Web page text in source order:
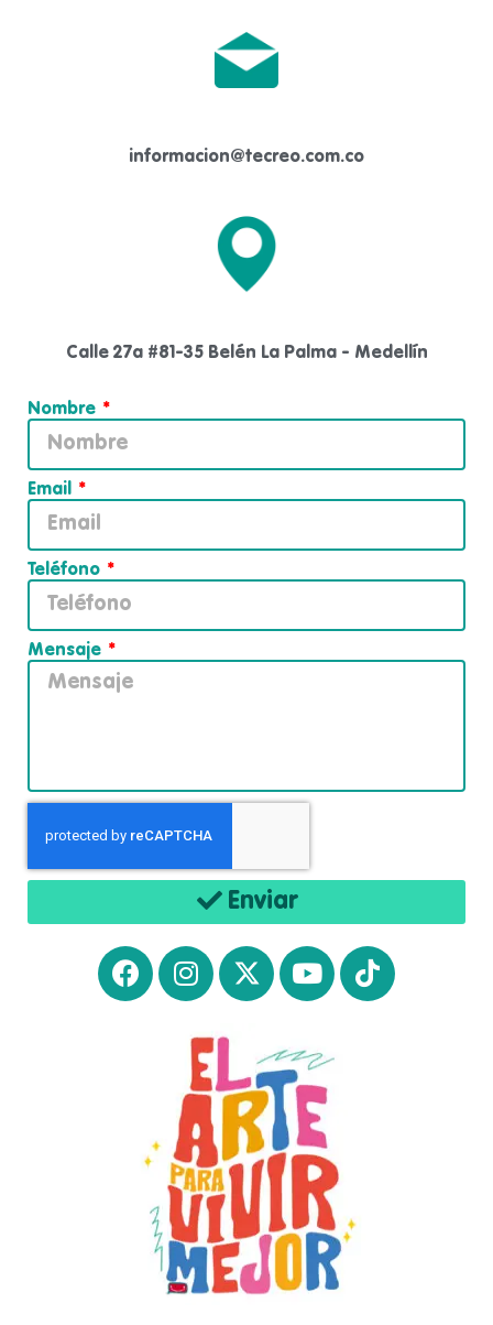
informacion@tecreo.com.co
Calle 27a #81-35 Belén La Palma - Medellín
Nombre
Email
Teléfono
Mensaje
Enviar